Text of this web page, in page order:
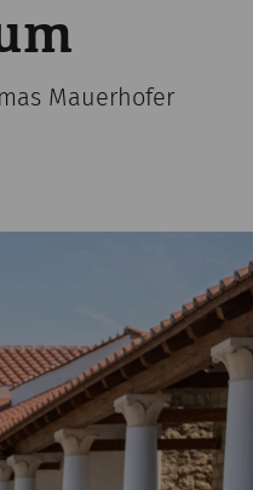
Mauerhofer